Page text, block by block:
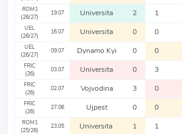
ROM1
(26/27)
19.07 Universita 2 1
UEL
(26/27)
16.07 Universita 0 0
UEL
(26/27)
09.07 Dynamo Kyi 0 0
FRIC
(26)
03.07 Universita 0 3
FRIC
(26)
02.07 Vojvodina 3 0
FRIC
(26)
27.06 Ujpest 0 0
ROM1
(25/26)
23.05 Universita 1 1